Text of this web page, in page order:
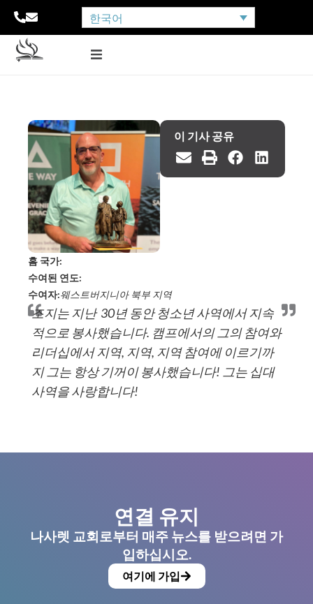
한국어
이 기사 공유
홈 국가:
수여된 연도:
수여자:웨스트버지니아 북부 지역
조지는 지난 30년 동안 청소년 사역에서 지속
적으로 봉사했습니다. 캠프에서의 그의 참여와
리더십에서 지역, 지역, 지역 참여에 이르기까
지 그는 항상 기꺼이 봉사했습니다! 그는 십대
사역을 사랑합니다!
연결 유지
나사렛 교회로부터 매주 뉴스를 받으려면 가
입하십시오.
여기에 가입